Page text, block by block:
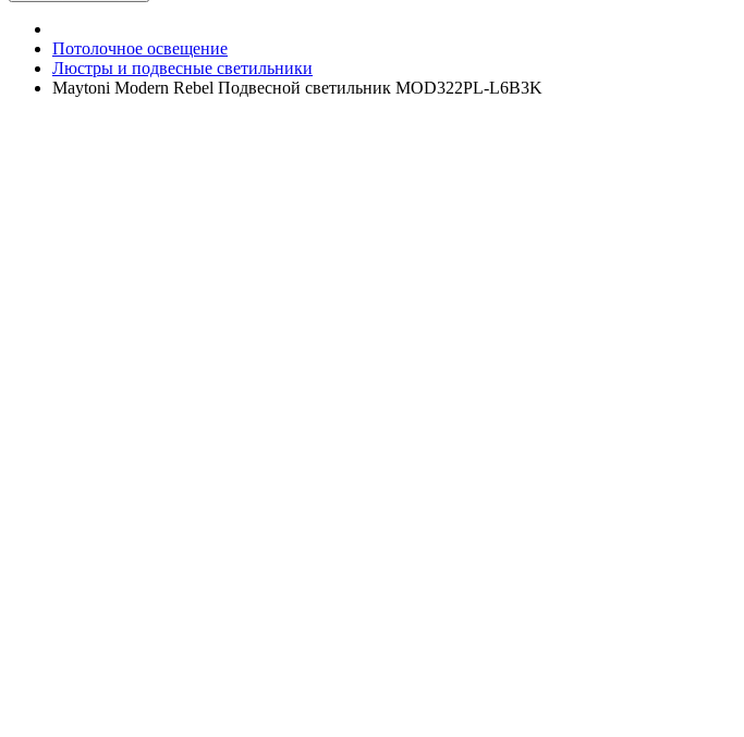
Потолочное освещение
Люстры и подвесные светильники
Maytoni Modern Rebel Подвесной светильник MOD322PL-L6B3K